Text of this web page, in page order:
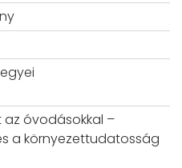
óvodásokkal –
a környezettudatosság